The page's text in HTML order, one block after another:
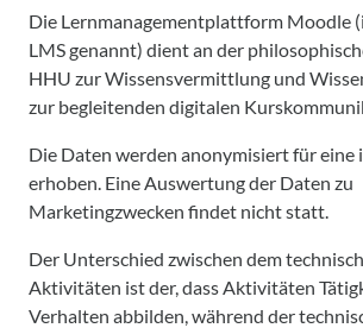
Die Lernmanagementplattform Moodle
LMS genannt) dient an der
HHU zur Wissensvermittlung und
zur begleitenden digitalen
Die Daten werden anonymisiert für
erhoben. Eine Auswertung der Daten zu
Marketingzwecken findet nicht statt.
Der Unterschied zwischen dem
Aktivitäten ist der, dass Aktivitäten
Verhalten abbilden, während der